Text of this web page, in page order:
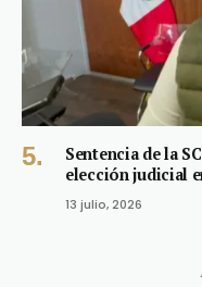
Sentencia de la
elección judicial
13 julio, 2026